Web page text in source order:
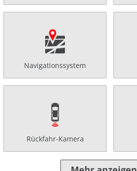
Navigationssystem
Rückfahr-Kamera